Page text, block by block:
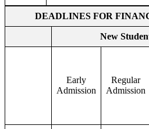
DEADLINES FOR
New
Early
Admission
Regular
Admission